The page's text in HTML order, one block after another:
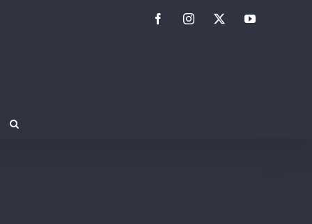
FacebookInstagramTwitterYouTube